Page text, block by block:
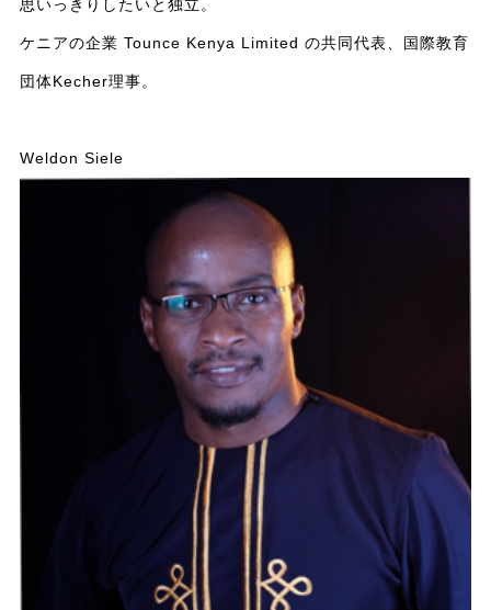
思いっきりしたいと独立。
ケニアの企業 Tounce Kenya Limited の共同代表、国際教育
団体Kecher理事。
Weldon Siele